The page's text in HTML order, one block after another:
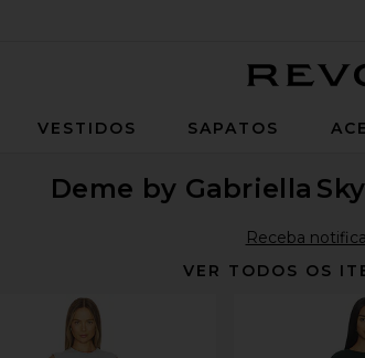
VESTIDOS SAPATOS
Deme by Gabriella
Receba
VER TODOS OS